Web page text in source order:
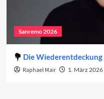
Sanremo 2026
Die
Raphael Mair 1. März 2026